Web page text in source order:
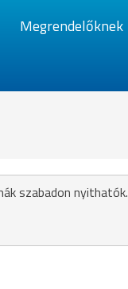
Megrendelőknek
szabadon nyithatók.